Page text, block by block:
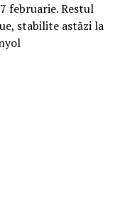
februarie. Restul
stabilite astăzi la